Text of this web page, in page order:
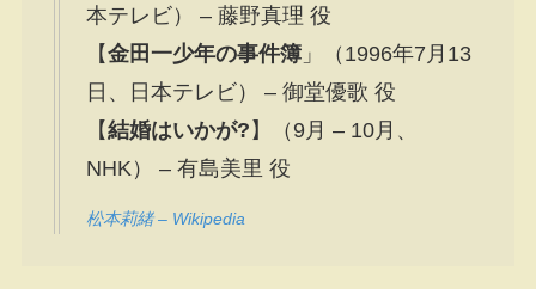
本テレビ） – 藤野真理 役
【金田一少年の事件簿」（1996年7月13
日、日本テレビ） – 御堂優歌 役
【結婚はいかが? 】（9月 – 10月、
NHK） – 有島美里 役
松本莉緒 – Wikipedia